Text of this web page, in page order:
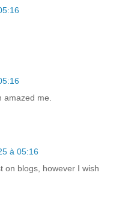
amazed me.
à 05:16
on blogs, however I wish